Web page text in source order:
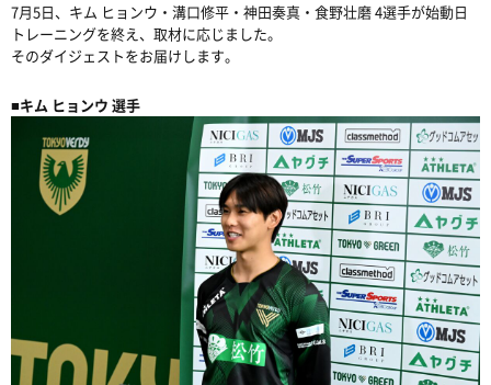
7月5日、キム ヒョンウ・溝口修平・神田奏真・食野壮磨 4選手が始動日
トレーニングを終え、取材に応じました。
そのダイジェストをお届けします。
■キム ヒョンウ 選手